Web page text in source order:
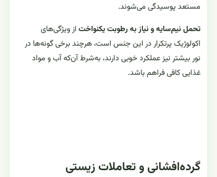
مستعد پوسیدگی می‌شوند.
تحمل نیم‌سایه و نیاز به رطوبت یکنواختاز ویژگی‌های
اکولوژیک پرتکرار در این جنس است، هرچند برخی گونه‌ها در
نور بیشتر نیز عملکرد خوبی دارند، به‌شرط آن‌که آب و مواد
غذایی کافی فراهم باشد.
گرده‌افشانی و تعاملات زیستی